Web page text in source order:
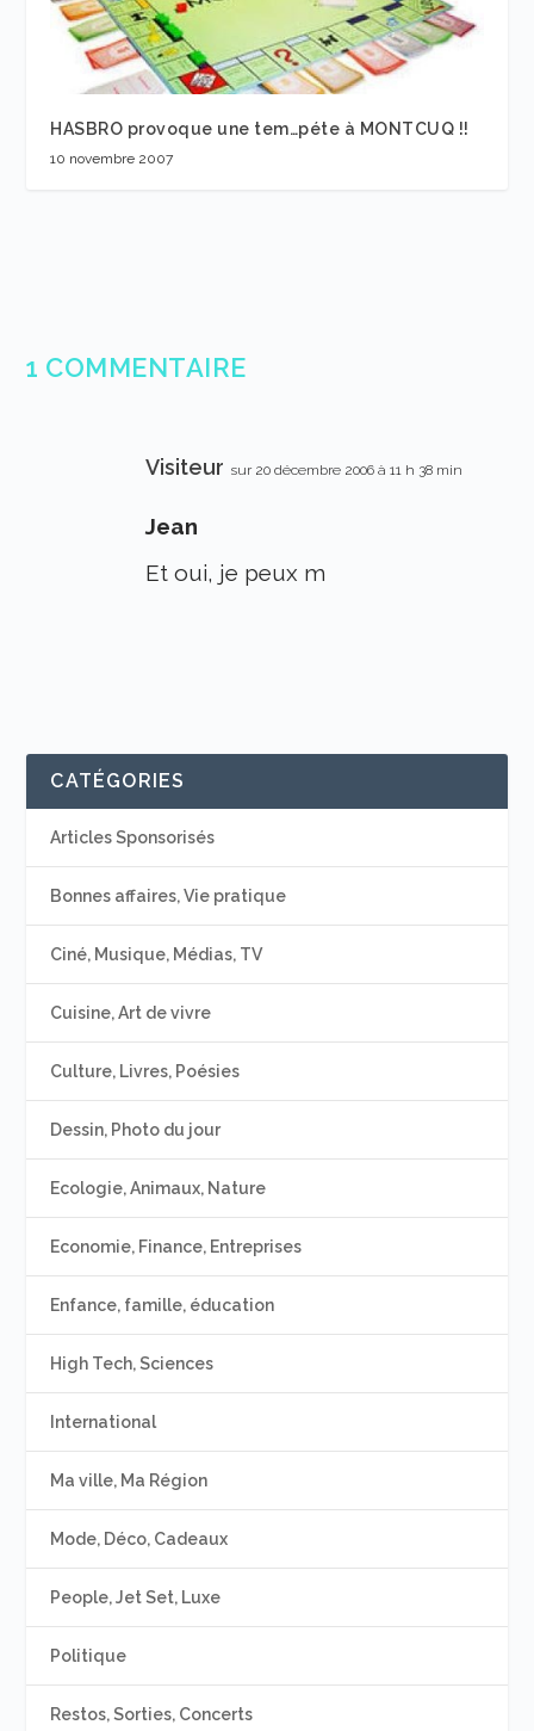
HASBRO provoque une tem…péte à MONTCUQ !!
10 novembre 2007
1 COMMENTAIRE
Visiteur sur 20 décembre 2006 à 11 h 38 min
Jean
Et oui, je peux m
CATÉGORIES
Articles Sponsorisés
Bonnes affaires, Vie pratique
Ciné, Musique, Médias, TV
Cuisine, Art de vivre
Culture, Livres, Poésies
Dessin, Photo du jour
Ecologie, Animaux, Nature
Economie, Finance, Entreprises
Enfance, famille, éducation
High Tech, Sciences
International
Ma ville, Ma Région
Mode, Déco, Cadeaux
People, Jet Set, Luxe
Politique
Restos, Sorties, Concerts